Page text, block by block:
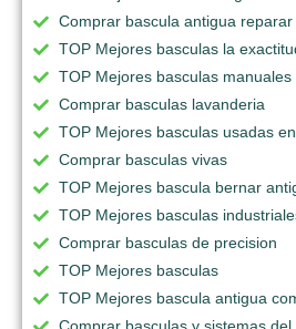
Comprar bascula antigua reparar
TOP Mejores basculas la
TOP Mejores basculas manuales
Comprar basculas lavanderia
TOP Mejores basculas usadas
Comprar basculas vivas
TOP Mejores bascula bernar
TOP Mejores basculas
Comprar basculas de precision
TOP Mejores basculas
TOP Mejores bascula antigua